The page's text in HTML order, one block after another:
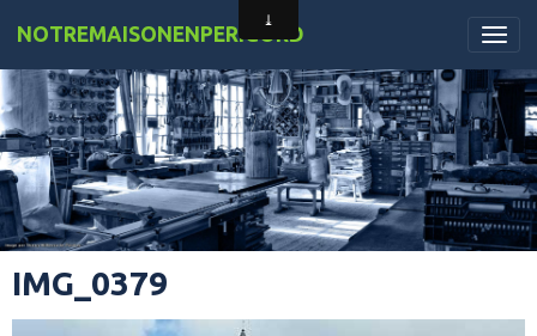
NOTREMAISONENPERIGORD
IMG_0379